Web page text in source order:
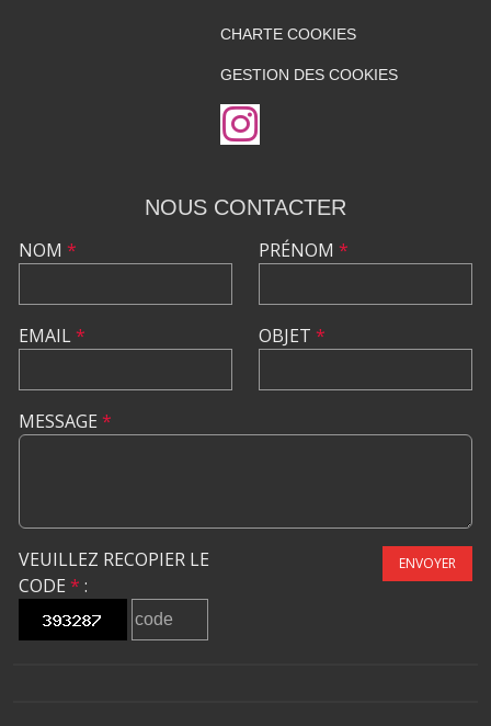
CHARTE COOKIES
GESTION DES COOKIES
NOUS CONTACTER
NOM *
EMAIL*
PRÉNOM *
OBJET *
MESSAGE *
VEUILLEZ RECOPIER LE
CODE * :
ENVOYER